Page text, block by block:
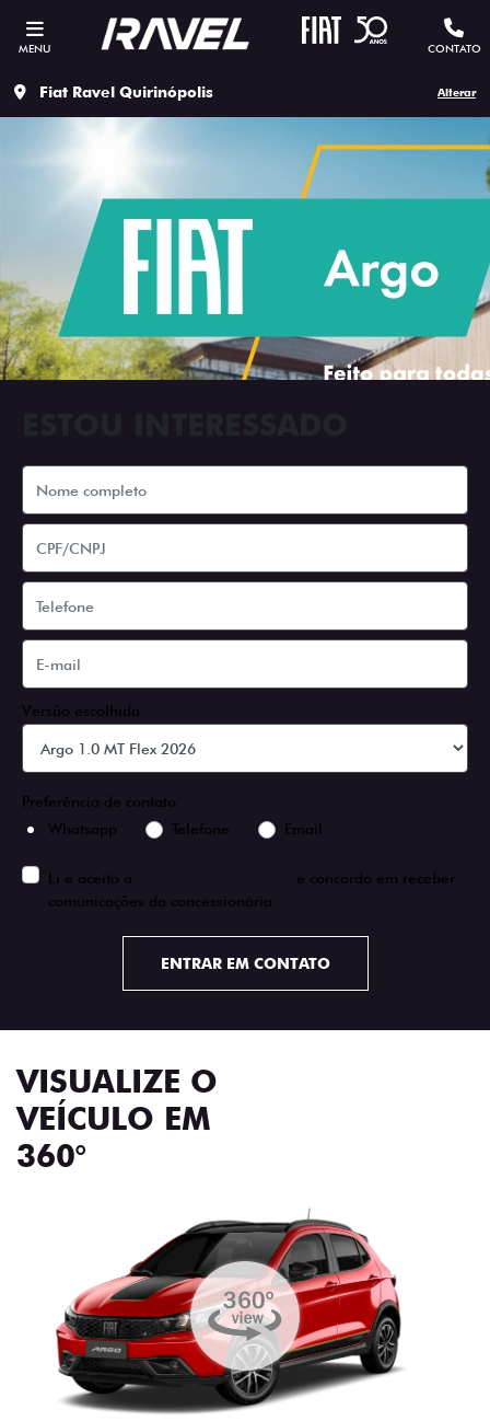
MENU CONTATO
Fiat Ravel Quirinópolis Alterar
Versão escolhida
Preferência de contato:
Whatsapp
Telefone Email
Li e aceito a
e concordo em receber
comunicações da concessionária.
ENTRAR EM CONTATO
VISUALIZE O
VEÍCULO EM
360°